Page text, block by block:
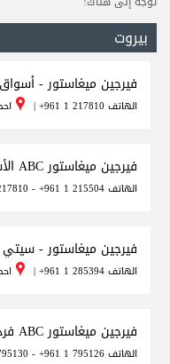
بيروت
فيرجين ميغاستور -
الهاتف +961 1 217810
|
فيرجين ميغاستور ABC الأشرفية
الهاتف- +961 1 215504
فيرجين ميغاستور -
الهاتف+961 1 285394
|
فيرجين ميغاستور ABC فردان
الهاتف- +961 1 795126